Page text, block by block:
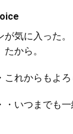
が気に入った
たから。
これからもよ
・いつまでも